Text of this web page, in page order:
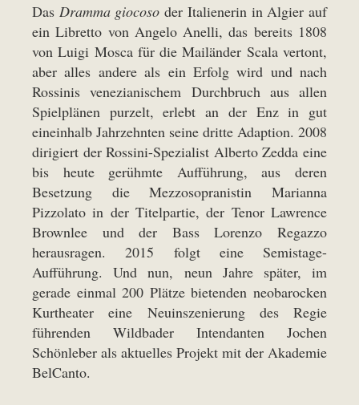
Das Dramma giocosoder Italienerin in Algier auf
ein Libretto von Angelo Anelli, das bereits 1808
von Luigi Mosca für die Mailänder Scala vertont,
aber alles andere als ein Erfolg wird und nach
Rossinis venezianischem Durchbruch aus allen
Spielplänen purzelt, erlebt an der Enz in gut
eineinhalb Jahrzehnten seine dritte Adaption. 2008
dirigiert der Rossini-Spezialist Alberto Zedda eine
bis heute gerühmte Aufführung, aus deren
Besetzung die Mezzosopranistin Marianna
Pizzolato in der Titelpartie, der Tenor Lawrence
Brownlee und der Bass Lorenzo Regazzo
herausragen. 2015 folgt eine Semistage-
Aufführung. Und nun, neun Jahre später, im
gerade einmal 200 Plätze bietenden neobarocken
Kurtheater eine Neuinszenierung des Regie
führenden Wildbader Intendanten Jochen
Schönleber als aktuelles Projekt mit der Akademie
BelCanto.